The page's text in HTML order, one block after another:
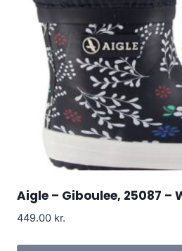
Aigle – Giboulee, 25087 –
449.00 kr.